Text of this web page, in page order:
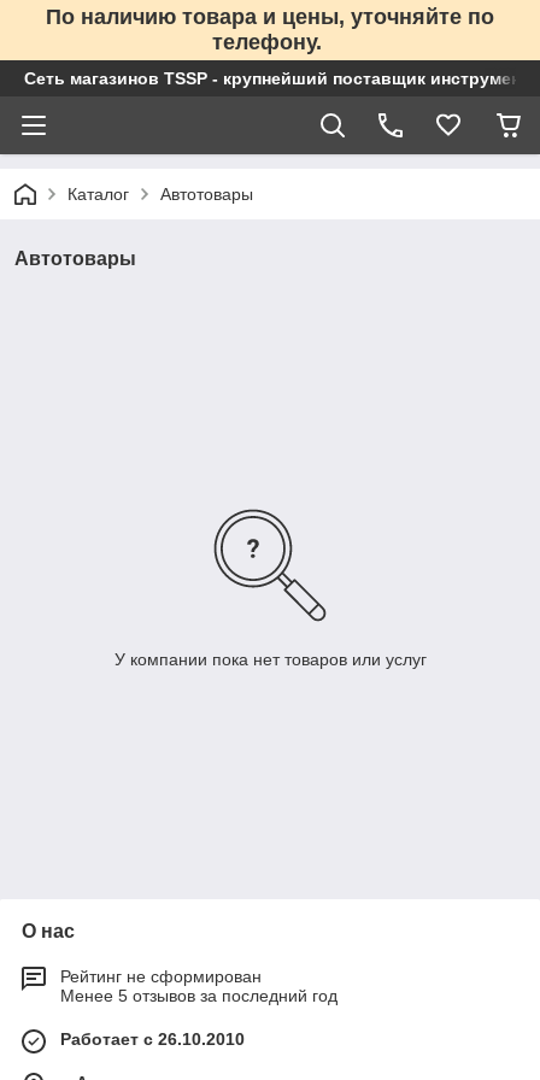
По наличию товара и цены, уточняйте по
телефону.
Сеть магазинов TSSP - крупнейший поставщик
Каталог Автотовары
Автотовары
У компании пока нет товаров или услуг
О нас
Рейтинг не сформирован
Менее 5 отзывов за последний год
Работает с 26.10.2010